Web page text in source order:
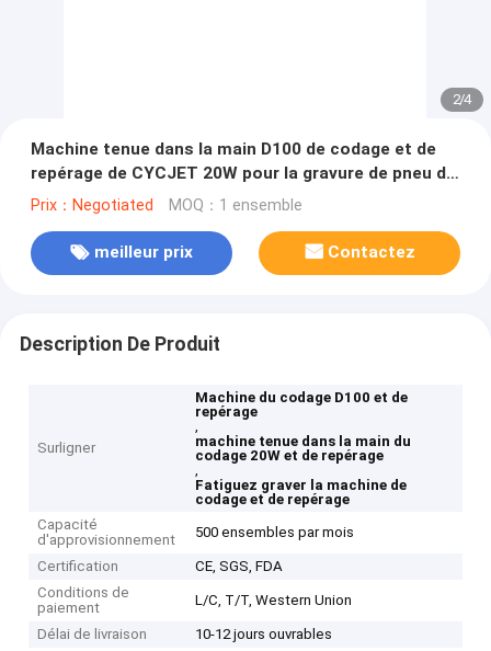
2/4
Machine tenue dans la main D100 de codage et de
repérage de CYCJET 20W pour la gravure de pneu de
camion
Prix：Negotiated MOQ：1 ensemble
meilleur prix Contactez
Description De Produit
Surligner
Machine du codage D100 et de
repérage
,
machine tenue dans la main du
codage 20W et de repérage
,
Fatiguez graver la machine de
codage et de repérage
Capacité
d'approvisionnement
500 ensembles par mois
Certification
CE, SGS, FDA
Conditions de
paiement
L/C, T/T, Western Union
Délai de livraison
10-12 jours ouvrables